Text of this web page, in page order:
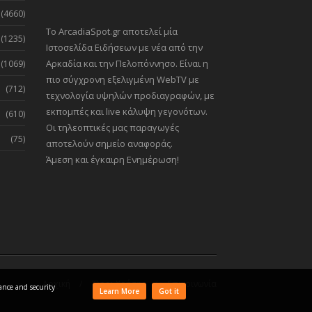
(4660)
(1235)
(1069)
(712)
(610)
(75)
Το ArcadiaSpot.gr αποτελεί μία
Ιστοσελίδα Ειδήσεων με νέα από την
Αρκαδία και την Πελοπόννησο. Είναι η
πιο σύγχρονη εξελιγμένη WebTV με
τεχνολογία υψηλών προδιαγραφών, με
εκπομπές και live κάλυψη γεγονότων.
Οι τηλεοπτικές μας παραγωγές
αποτελούν σημείο αναφοράς.
Άμεση και έγκαιρη Ενημέρωση!
Αρχική Όροι Χρήσης Επικοινωνία
and security
Learn More Got it